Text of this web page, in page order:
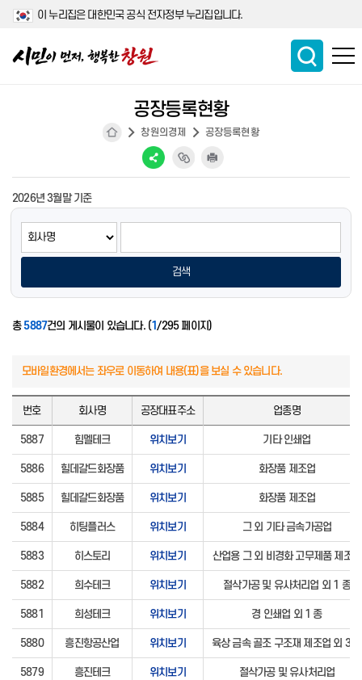
이 누리집은 대한민국 공식 전자정부 누리집입니다.
창원의경제 공장등록현황
공장등록현황
2026년 3월말 기준
검색
총5887건의 게시물이 있습니다. (1/295 페이지)
번호 회사명 공장대표주소 업종명
5887 힘멜테크 위치보기 기타 인쇄업
5886 힐데갈드화장품 위치보기 화장품 제조업
5885 힐데갈드화장품 위치보기 화장품 제조업
5884 히팅플러스 위치보기 그 외 기타 금속가공업
5883 히스토리 위치보기 산업용 그 외 비경화 고무제품 제조업
5882 희수테크 위치보기 절삭가공 및 유사처리업 외 1 종
5881 희성테크 위치보기 경 인쇄업 외 1 종
5880 흥진항공산업 위치보기 육상 금속 골조 구조재 제조업 외 3 종
5879 흥진테크 위치보기 절삭가공 및 유사처리업